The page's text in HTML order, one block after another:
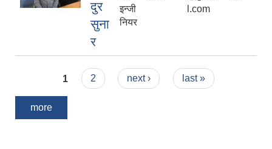
दुर
सुना
र
इन्जी
नियर
l.com
Pages
1 2 next › last »
more